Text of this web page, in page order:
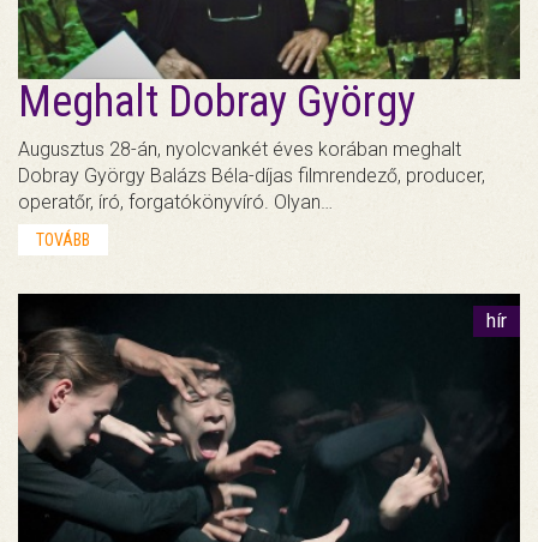
Meghalt Dobray György
Augusztus 28-án, nyolcvankét éves korában meghalt
Dobray György Balázs Béla-díjas filmrendező, producer,
operatőr, író, forgatókönyvíró. Olyan…
TOVÁBB
hír